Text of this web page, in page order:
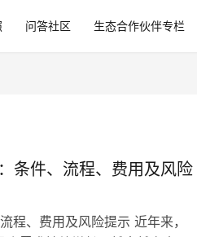
问答社区 生态合作伙伴专栏
条件、流程、费用及风险
程、费用及风险提示 近年来，